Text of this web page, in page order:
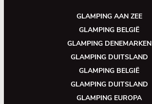
GLAMPING AAN ZEE
GLAMPING BELGIË
GLAMPING DENEMARKEN
GLAMPING DUITSLAND
GLAMPING BELGIË
GLAMPING DUITSLAND
GLAMPING EUROPA